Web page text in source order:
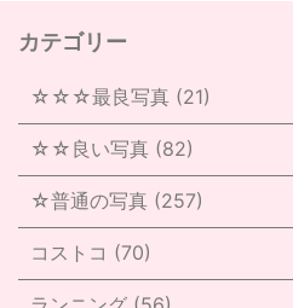
カテゴリー
☆☆☆最良写真 (21)
☆☆良い写真 (82)
☆普通の写真 (257)
コストコ (70)